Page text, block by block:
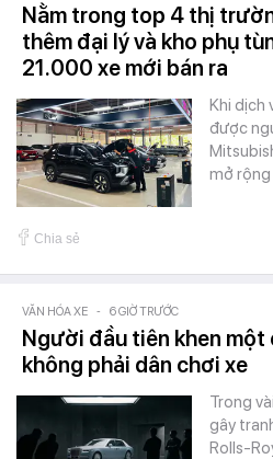
Nằm trong top 4 thị
thêm đại lý và kho phụ
21.000 xe mới bán ra
Khi dịch
được
mở rộng
Chia sẻ
VĂN HÓA XE - 6 GIỜ TRƯỚC
Người đầu tiên khen
không phải dân chơi xe
Trong
gây
Rolls-